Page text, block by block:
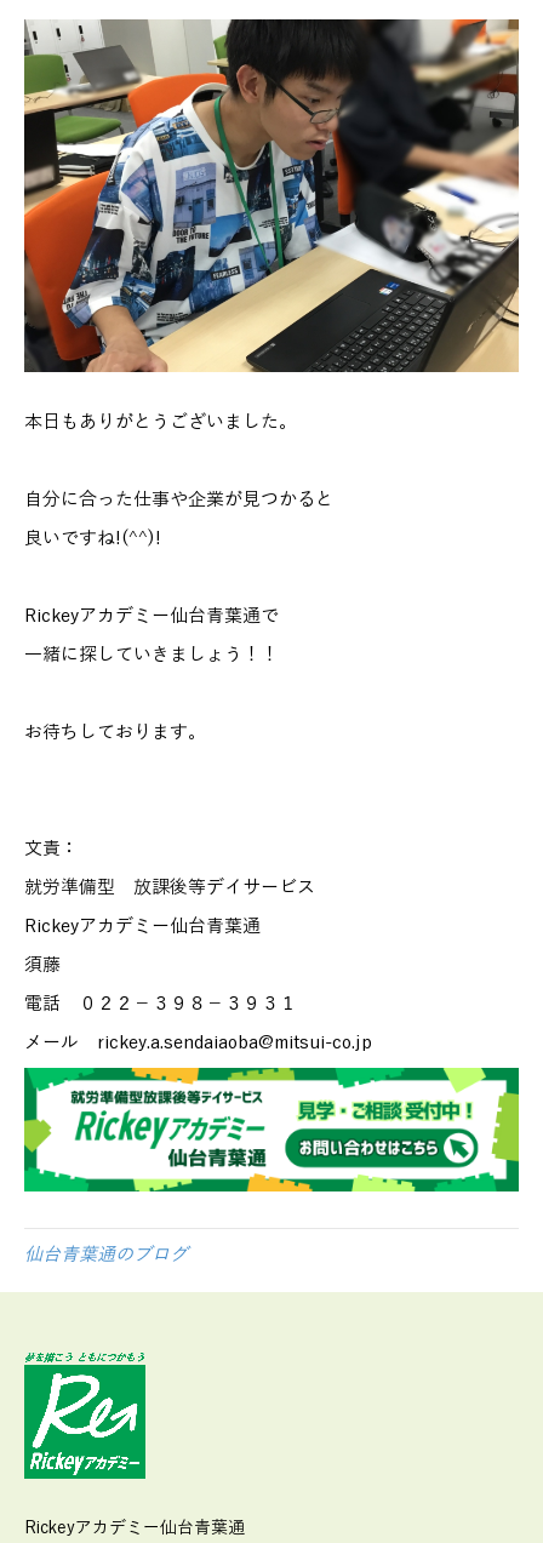
本日もありがとうございました。
自分に合った仕事や企業が見つかると
良いですね!(^^)!
Rickeyアカデミー仙台青葉通で
一緒に探していきましょう！！
お待ちしております。
文責：
就労準備型 放課後等デイサービス
Rickeyアカデミー仙台青葉通
須藤
電話 ０２２－３９８－３９３１
メール rickey.a.sendaiaoba@mitsui-co.jp
仙台青葉通のブログ
Rickeyアカデミー仙台青葉通